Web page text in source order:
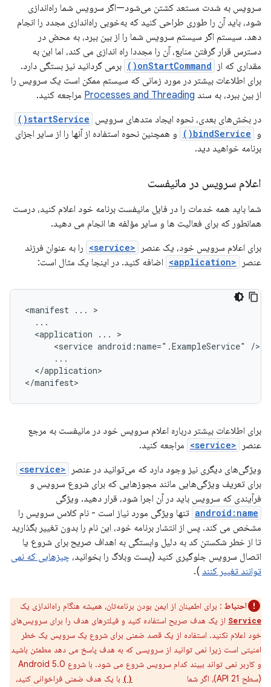
سرویس به شدت مستعد کشتن می‌شود—اگر سرویس شما راه‌اندازی
شود، باید آن را طوری طراحی کنید که به‌خوبی راه‌اندازی مجدد را انجام
دهد. سیستم اگر سیستم سرویس شما را از بین ببرد، به محض در
دسترس قرار گرفتن منابع، آن را مجددا راه اندازی می کند، اما این به
مقداری که از
onStartCommand()
برمی گردانید نیز بستگی دارد.
برای اطلاعات بیشتر در مورد زمانی که سیستم ممکن است یک سرویس را
از بین ببرد، به سند Processes and Threading مراجعه کنید.
در بخش‌های بعدی، نحوه ایجاد متدهای سرویس startService()
و bindService()
و همچنین نحوه استفاده از آنها را از سایر اجزای
برنامه خواهید دید.
اعلام سرویس در مانیفست
شما باید همه خدمات را در فایل مانیفست برنامه خود اعلام کنید، درست
همانطور که برای فعالیت ها و سایر مؤلفه ها انجام می دهید.
برای اعلام سرویس خود، یک عنصر
<service>
را به عنوان فرزند
عنصر
<application> اضافه کنید. در اینجا یک مثال است:
<manifest ...
<application
...
<service android:name=".ExampleService"
</application>
</manifest>
برای اطلاعات بیشتر درباره اعلام سرویس خود در مانیفست به مرجع
عنصر
<service>
مراجعه کنید.
ویژگی‌های دیگری نیز وجود دارد که می‌توانید در عنصر
<service>
برای تعریف ویژگی‌هایی مانند مجوزهایی که برای شروع سرویس و
فرآیندی که سرویس باید در آن اجرا شود، قرار دهید. ویژگی
android:name تنها ویژگی مورد نیاز است - نام کلاس سرویس را
مشخص می کند. پس از انتشار برنامه خود، این نام را بدون تغییر بگذارید
تا از خطر شکستن کد به دلیل وابستگی به اهداف صریح برای شروع یا
اتصال سرویس جلوگیری کنید (پست وبلاگ را بخوانید، چیزهایی که نمی
توانند تغییر کنند ).
احتیاط : برای اطمینان از ایمن بودن برنامه‌تان، همیشه هنگام راه‌اندازی یک
Service از یک هدف صریح استفاده کنید و فیلترهای هدف را برای سرویس‌های
خود اعلام نکنید. استفاده از یک قصد ضمنی برای شروع یک سرویس یک خطر
امنیتی است زیرا نمی توانید از سرویسی که به هدف پاسخ می دهد مطمئن باشید
و کاربر نمی تواند ببیند کدام سرویس شروع می شود. با شروع Android 5.0
(سطح API 21)، اگر شما
با یک هدف ضمنی فراخوانی کنید،